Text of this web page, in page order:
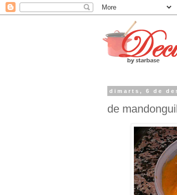
dimarts, 6 de
de